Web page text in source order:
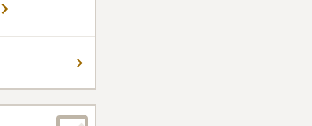
と、交通利
た樹木葬は
んの草花
ットとず
所もあり、
アフリーに